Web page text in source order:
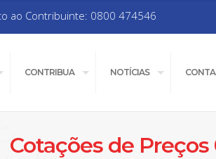
ao Contribuinte: 0800 474546
CONTRIBUA NOTÍCIAS
Cotações de Preços